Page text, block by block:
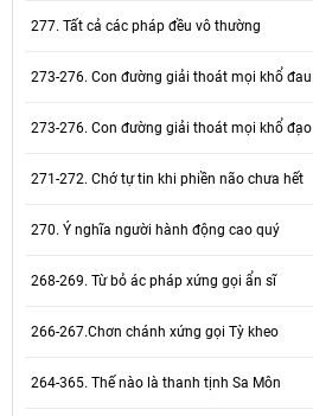
277. Tất cả các pháp đều vô thường
273-276. Con đường giải thoát mọi khổ đau
273-276. Con đường giải thoát mọi khổ đạo
271-272. Chớ tự tin khi phiền não chưa hết
270. Ý nghĩa người hành động cao quý
268-269. Từ bỏ ác pháp xứng gọi ẩn sĩ
266-267.Chơn chánh xứng gọi Tỳ kheo
264-365. Thế nào là thanh tịnh Sa Môn